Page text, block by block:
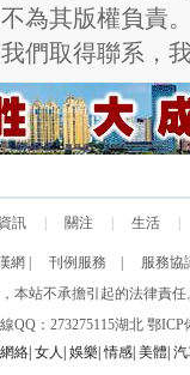
為其版權負責
們取得聯系，
資訊 關注 生活
網 刊例服務
服務協
本站不承擔引起的法律
QQ：273275115湖北 鄂ICP
網絡| 女人 娛樂 |情感| 美體 汽